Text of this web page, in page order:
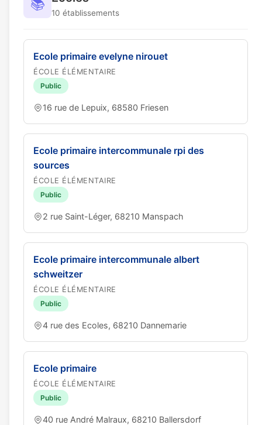
📚
10 établissements
Ecole primaire evelyne nirouet
ÉCOLE ÉLÉMENTAIRE
Public
16 rue de Lepuix, 68580 Friesen
Ecole primaire intercommunale rpi des
sources
ÉCOLE ÉLÉMENTAIRE
Public
2 rue Saint-Léger, 68210 Manspach
Ecole primaire intercommunale albert
schweitzer
ÉCOLE ÉLÉMENTAIRE
Public
4 rue des Ecoles, 68210 Dannemarie
Ecole primaire
ÉCOLE ÉLÉMENTAIRE
Public
40 rue André Malraux, 68210 Ballersdorf